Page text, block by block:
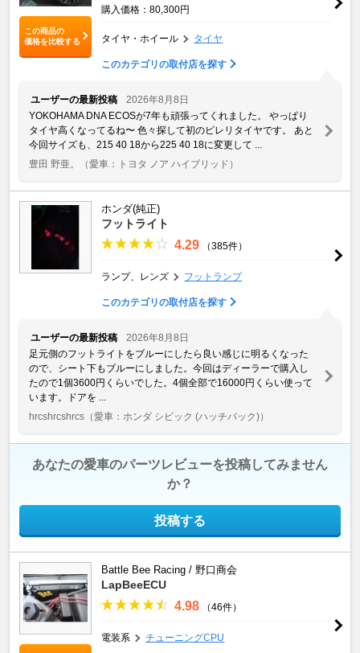
この商品の
価格を比較する
購入価格：80,300円
タイヤ・ホイール タイヤ
このカテゴリの取付店を探す
ユーザーの最新投稿
2026年8月8日
YOKOHAMA DNA ECOSが7年も頑張ってくれました。 やっぱり
タイヤ高くなってるね〜 色々探して初のピレリタイヤです。 あと
今回サイズも、215 40 18から225 40 18に変更して ...
豊田 野亜。
（愛車：トヨタ ノア ハイブリッド）
ホンダ(純正)
フットライト
4.29 （385件）
ランプ、レンズ フットランプ
このカテゴリの取付店を探す
ユーザーの最新投稿
2026年8月8日
足元側のフットライトをブルーにしたら良い感じに明るくなった
ので、シート下もブルーにしました。今回はディーラーで購入し
たので1個3600円くらいでした。4個全部で16000円くらい使って
います。ドアを ...
hrcshrcshrcs （愛車：ホンダ シビック (ハッチバック)）
あなたの愛車のパーツレビューを投稿してみません
か？
投稿する
Battle Bee Racing / 野口商会
LapBeeECU
4.98 （46件）
電装系 チューニングCPU